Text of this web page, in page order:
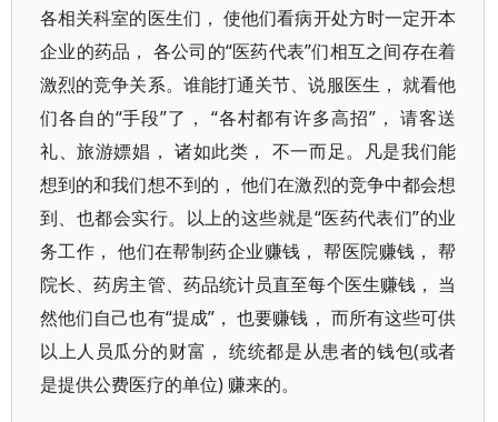
各相关科室的医生们， 使他们看病开处方时一定开本
企业的药品， 各公司的“医药代表”们相互之间存在着
激烈的竞争关系。谁能打通关节、说服医生， 就看他
们各自的“手段”了， “各村都有许多高招”， 请客送
礼、旅游嫖娼， 诸如此类， 不一而足。凡是我们能
想到的和我们想不到的， 他们在激烈的竞争中都会想
到、也都会实行。以上的这些就是“医药代表们”的业
务工作， 他们在帮制药企业赚钱， 帮医院赚钱， 帮
院长、药房主管、药品统计员直至每个医生赚钱， 当
然他们自己也有“提成”， 也要赚钱， 而所有这些可供
以上人员瓜分的财富， 统统都是从患者的钱包(或者
是提供公费医疗的单位) 赚来的。